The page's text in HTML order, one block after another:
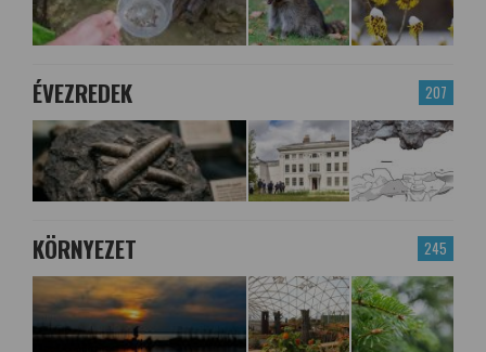
207
ÉVEZREDEK
245
KÖRNYEZET